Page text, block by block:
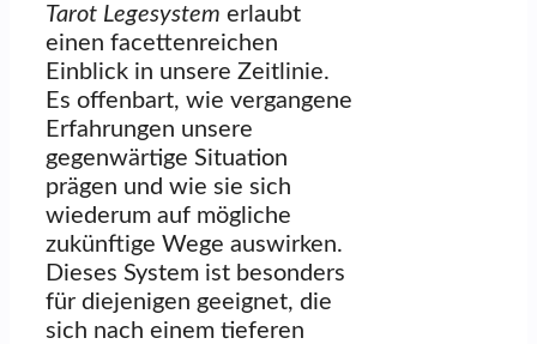
Tarot Legesystem erlaubt
einen facettenreichen
Einblick in unsere Zeitlinie.
Es offenbart, wie vergangene
Erfahrungen unsere
gegenwärtige Situation
prägen und wie sie sich
wiederum auf mögliche
zukünftige Wege auswirken.
Dieses System ist besonders
für diejenigen geeignet, die
sich nach einem tieferen